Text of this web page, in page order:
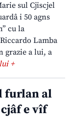
sul Cjiscjel
i 50 agns
cu la
Lamba
grazie a lui, a
+
furlan al
e vîf